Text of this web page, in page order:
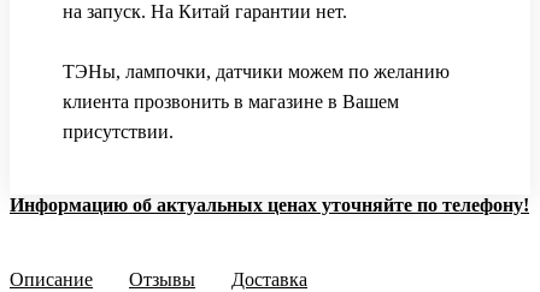
на запуск. На Китай гарантии нет.
ТЭНы, лампочки, датчики можем по желанию
клиента прозвонить в магазине в Вашем
присутствии.
Информацию об актуальных ценах уточняйте по телефону!
Описание Отзывы Доставка